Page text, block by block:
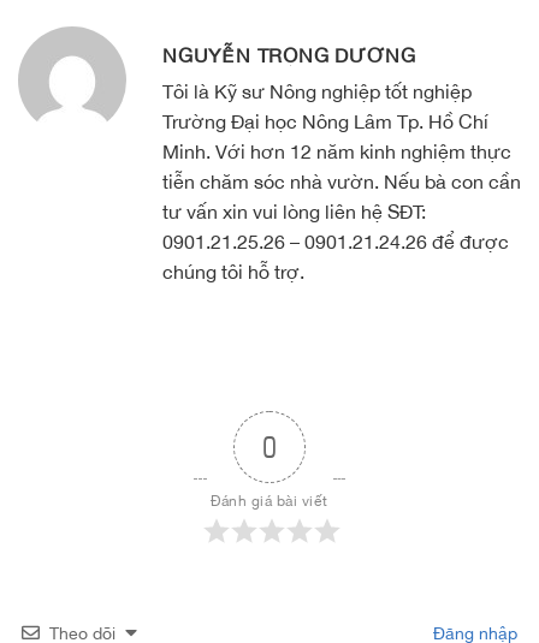
NGUYỄN TRỌNG DƯƠNG
Tôi là Kỹ sư Nông nghiệp tốt nghiệp
Trường Đại học Nông Lâm Tp. Hồ Chí
Minh. Với hơn 12 năm kinh nghiệm thực
tiễn chăm sóc nhà vườn. Nếu bà con cần
tư vấn xin vui lòng liên hệ SĐT:
0901.21.25.26 – 0901.21.24.26 để được
chúng tôi hỗ trợ.
0
Đánh giá bài viết
Theo dõi Đăng nhập